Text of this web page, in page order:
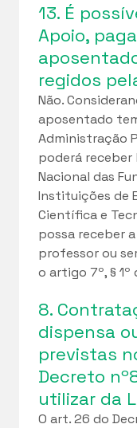
13. É
Apoio,
regidos
Não.
aposentado
Administração
poderá receber
Nacional das
Instituições de
Científica e
possa receber
professor ou
o artigo 7º, §
8.
dispensa
previstas
Decreto
utilizar da
O art. 26 do